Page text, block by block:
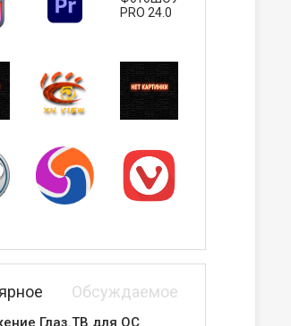
Обсуждаемое
Глаз.ТВ для ОС